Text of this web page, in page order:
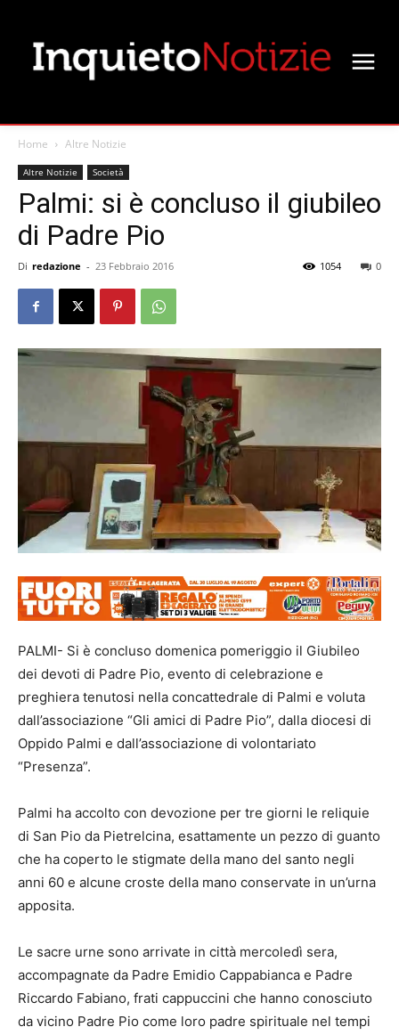
Home Altre Notizie
Altre Notizie Società
Palmi: si è concluso il giubileo
di Padre Pio
Di redazione - 23 Febbraio 2016 0
1054
PALMI- Si è concluso domenica pomeriggio il Giubileo
dei devoti di Padre Pio, evento di celebrazione e
preghiera tenutosi nella concattedrale di Palmi e voluta
dall’associazione “Gli amici di Padre Pio”, dalla diocesi di
Oppido Palmi e dall’associazione di volontariato
“Presenza”.
Palmi ha accolto con devozione per tre giorni le reliquie
di San Pio da Pietrelcina, esattamente un pezzo di guanto
che ha coperto le stigmate della mano del santo negli
anni 60 e alcune croste della mano conservate in un’urna
apposita.
Le sacre urne sono arrivate in città mercoledì sera,
accompagnate da Padre Emidio Cappabianca e Padre
Riccardo Fabiano, frati cappuccini che hanno conosciuto
da vicino Padre Pio come loro padre spirituale nel tempi